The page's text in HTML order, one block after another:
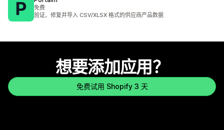
免费
验证、修复并导入 CSV/XLSX 格式的供应商产品数据
想要添加应用？
免费试用 Shopify 3 天